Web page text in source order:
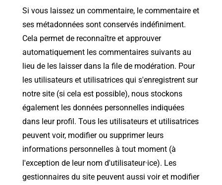
Si vous laissez un commentaire, le commentaire et
ses métadonnées sont conservés indéfiniment.
Cela permet de reconnaître et approuver
automatiquement les commentaires suivants au
lieu de les laisser dans la file de modération. Pour
les utilisateurs et utilisatrices qui s'enregistrent sur
notre site (si cela est possible), nous stockons
également les données personnelles indiquées
dans leur profil. Tous les utilisateurs et utilisatrices
peuvent voir, modifier ou supprimer leurs
informations personnelles à tout moment (à
l'exception de leur nom d'utilisateur·ice). Les
gestionnaires du site peuvent aussi voir et modifier